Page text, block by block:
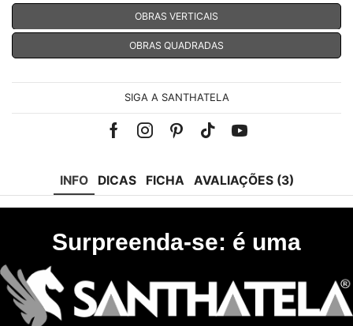
OBRAS VERTICAIS
OBRAS QUADRADAS
SIGA A SANTHATELA
Facebook
Instagram
Pinterest
Tik-Youtube
INFO DICAS FICHA AVALIAÇÕES (3)
Surpreenda-se: é uma